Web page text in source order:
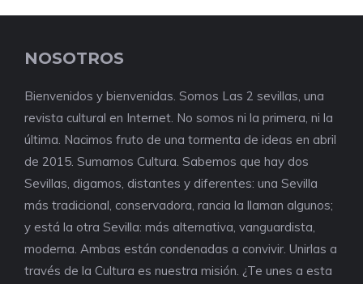
NOSOTROS
Bienvenidos y bienvenidas. Somos Las 2 sevillas, una
revista cultural en Internet. No somos ni la primera, ni la
última. Nacimos fruto de una tormenta de ideas en abril
de 2015. Sumamos Cultura. Sabemos que hay dos
Sevillas, digamos, distantes y diferentes: una Sevilla
más tradicional, conservadora, rancia la llaman algunos;
y está la otra Sevilla: más alternativa, vanguardista,
moderna. Ambas están condenadas a convivir. Unirlas a
través de la Cultura es nuestra misión. ¿Te unes a esta